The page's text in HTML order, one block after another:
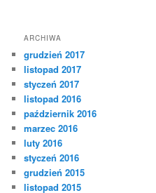
ARCHIWA
grudzień 2017
listopad 2017
styczeń 2017
listopad 2016
październik 2016
marzec 2016
luty 2016
styczeń 2016
grudzień 2015
listopad 2015